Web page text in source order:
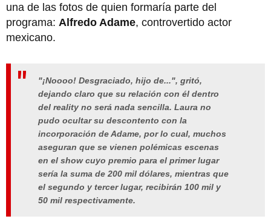
una de las fotos de quien formaría parte del
programa: Alfredo Adame, controvertido actor
mexicano.
"¡Noooo! Desgraciado, hijo de...", gritó,
dejando claro que su relación con él dentro
del reality no será nada sencilla. Laura no
pudo ocultar su descontento con la
incorporación de Adame, por lo cual, muchos
aseguran que se vienen polémicas escenas
en el show cuyo premio para el primer lugar
sería la suma de 200 mil dólares, mientras que
el segundo y tercer lugar, recibirán 100 mil y
50 mil respectivamente.